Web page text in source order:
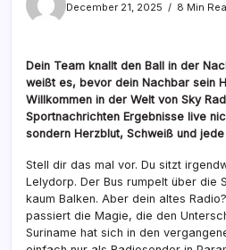
December 21, 2025
8 Min
Dein Team knallt den Ball in der
weißt es, bevor dein Nachbar sein
Willkommen in der Welt von Sky
Sportnachrichten Ergebnisse live
sondern Herzblut, Schweiß und
Stell dir das mal vor. Du sitzt
Lelydorp. Der Bus rumpelt über die
kaum Balken. Aber dein altes
passiert die Magie, die den
Suriname hat sich in den